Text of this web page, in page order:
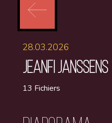
28.03.2026
JEANFI JANSSENS
13 Fichiers